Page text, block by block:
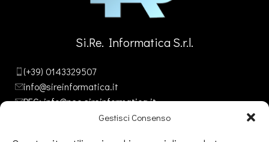
Gestisci Consenso
Si.Re. Informatica S.r.l.
(+39) 0143329507
info@sireinformatica.it
PEC: info@pec.sireinformatica.it